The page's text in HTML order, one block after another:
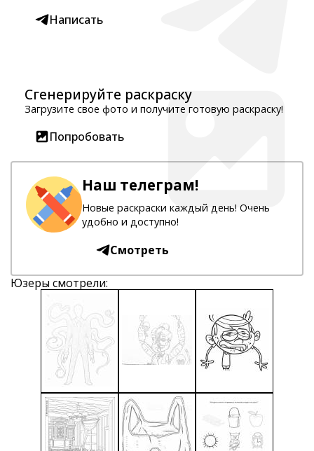
Написать
Сгенерируйте раскраску
Загрузите свое фото и получите готовую раскраску!
Попробовать
Наш телеграм!
Новые раскраски каждый день! Очень
удобно и доступно!
Смотреть
Юзеры смотрели: